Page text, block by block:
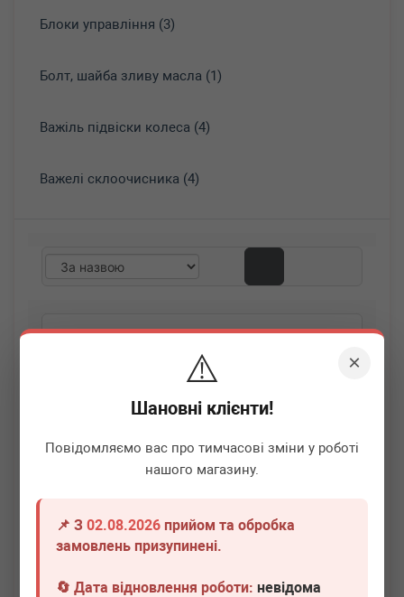
×
⚠️
Шановні клієнти!
Повідомляємо вас про тимчасові зміни у роботі
нашого магазину.
📌 З02.08.2026 прийом та обробка
замовлень призупинені.
🔄 Дата відновлення роботи:невідома
Блоки управління (3)
Болт, шайба зливу масла (1)
Важіль підвіски колеса (4)
Важелі склоочисника (4)
ADLER 04C906433J